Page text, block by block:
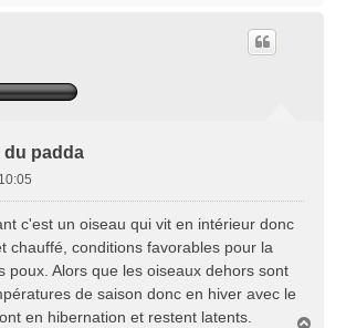
du padda
c'est un oiseau qui vit en intérieur donc
chauffé, conditions favorables pour la
poux. Alors que les oiseaux dehors sont
de saison donc en hiver avec le
en hibernation et restent latents.